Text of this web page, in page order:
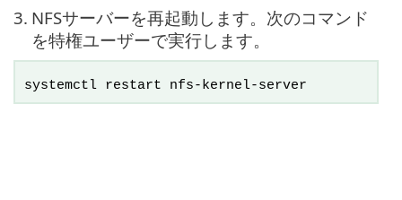
3. NFSサーバーを再起動します。次のコマンド
を特権ユーザーで実行します。
systemctl restart nfs-kernel-server